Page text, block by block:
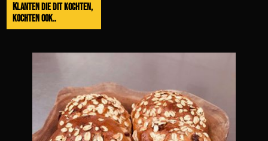
Klanten die dit kochten,
kochten ook..